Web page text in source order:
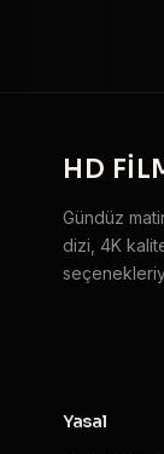
HD
Gündüz
dizi, 4K
Yasal